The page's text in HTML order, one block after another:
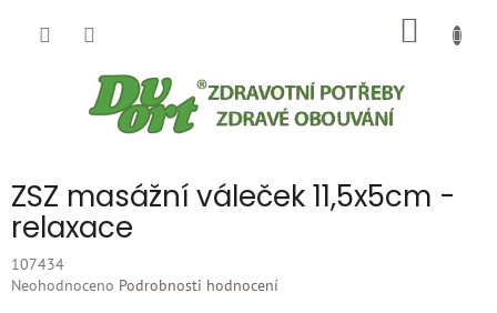
ZSZ masážní váleček 11,5x5cm -
relaxace
107434
Průměrné
Neohodnoceno Podrobnosti hodnocení